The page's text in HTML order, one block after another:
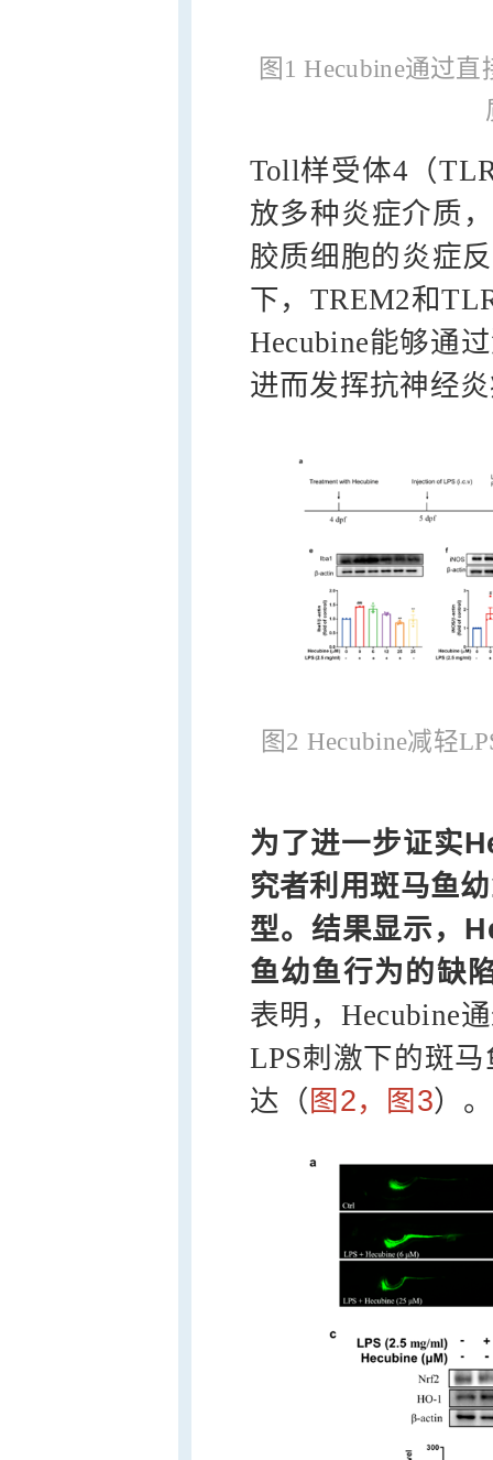
图1 Hecubine通过
Toll样受体4（
放多种炎症介质
胶质细胞的炎症
下，TREM2和
Hecubine能够通
进而发挥抗神经
图2 Hecubine减轻
为了进一步证实
究者利用斑马鱼
型。结果显示，
鱼幼鱼行为的缺
表明，Hecubine
LPS刺激下的斑
达（ 图2，图3）。